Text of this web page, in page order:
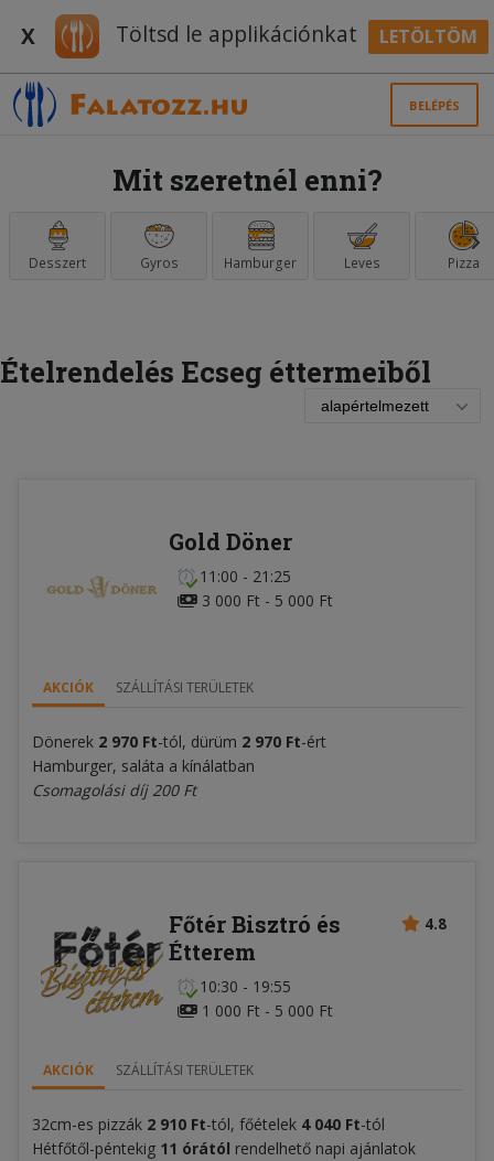
X Töltsd le applikációnkat LETÖLTÖM
BELÉPÉS
Mit szeretnél enni?
Desszert Gyros Hamburger Leves Pizza
Ételrendelés Ecseg éttermeiből
Gold Döner
11:00 - 21:25
3 000 Ft - 5 000 Ft
AKCIÓK SZÁLLÍTÁSI TERÜLETEK
Dönerek 2 970 Ft-tól, dürüm 2 970 Ft-ért
Hamburger, saláta a kínálatban
Csomagolási díj 200 Ft
4.8
Főtér Bisztró és
Étterem
10:30 - 19:55
1 000 Ft - 5 000 Ft
AKCIÓK SZÁLLÍTÁSI TERÜLETEK
32cm-es pizzák 2 910 Ft-tól, főételek 4 040 Ft-tól
Hétfőtől-péntekig 11 órától rendelhető napi ajánlatok